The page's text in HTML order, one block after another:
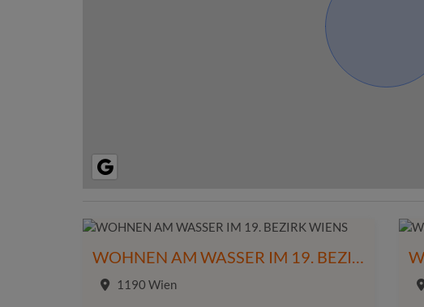
1190 Wien